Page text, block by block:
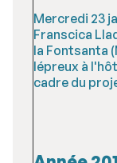
Mercredi 23
Franscica
la Fontsanta
lépreux à
cadre du